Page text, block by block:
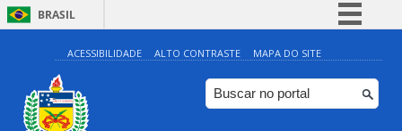
BRASIL
Simplifique!
Comunica BR
Participe
ACESSIBILIDADE ALTO CONTRASTE MAPA DO SITE